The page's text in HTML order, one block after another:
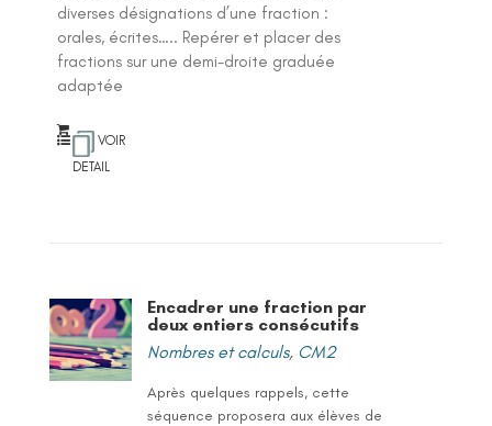
diverses désignations d’une fraction :
orales, écrites….. Repérer et placer des
fractions sur une demi-droite graduée
adaptée
VOIR
DETAIL
Encadrer une fraction par
deux entiers consécutifs
Nombres et calculs, CM2
Après quelques rappels, cette
séquence proposera aux élèves de